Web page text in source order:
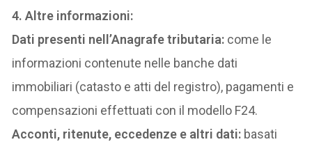
4. Altre informazioni:
Dati presenti nell’Anagrafe tributaria: come le
informazioni contenute nelle banche dati
immobiliari (catasto e atti del registro), pagamenti e
compensazioni effettuati con il modello F24.
Acconti, ritenute, eccedenze e altri dati: basati